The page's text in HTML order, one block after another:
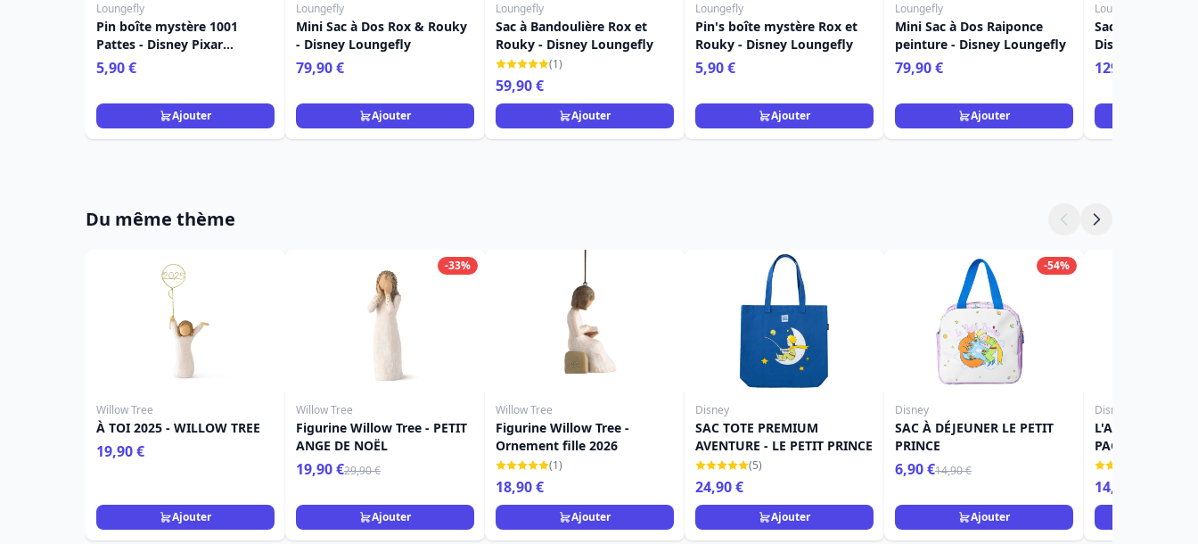
Loungefly
Pin boîte mystère 1001
Pattes - Disney Pixar
Loungefly
5,90 €
Ajouter
Loungefly
Mini Sac à Dos Rox & Rouky
- Disney Loungefly
79,90 €
Ajouter
Loungefly
Sac à Bandoulière Rox et
Rouky - Disney Loungefly
(1)
59,90 €
Ajouter
Loungefly
Pin's boîte mystère Rox et
Rouky - Disney Loungefly
5,90 €
Ajouter
Loungefly
Mini Sac à Dos Raiponce
peinture - Disney Loungefly
79,90 €
Ajouter
Loungefly
Sac à
Disney
129,90 €
Du même thème
Willow Tree
À TOI 2025 - WILLOW TREE
19,90 €
Ajouter
-33%
Willow Tree
Figurine Willow Tree - PETIT
ANGE DE NOËL
19,90 €29,90 €
Ajouter
Willow Tree
Figurine Willow Tree -
Ornement fille 2026
(1)
18,90 €
Ajouter
Disney
SAC TOTE PREMIUM
AVENTURE - LE PETIT PRINCE
(5)
24,90 €
Ajouter
-54%
Disney
SAC À DÉJEUNER LE PETIT
PRINCE
6,90 €14,90 €
Ajouter
Disney
L'ALBUM
PAGES
PRINCE
14,90 €